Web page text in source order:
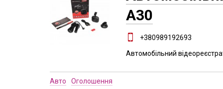
A30
+380989192693
Автомобільний
Авто Оголошення